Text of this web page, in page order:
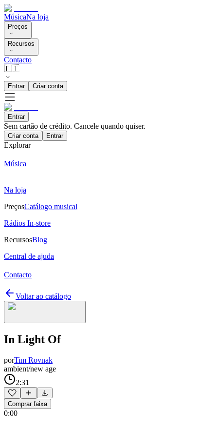
MúsicaNa loja
Preços
Recursos
Contacto
🇵🇹
Entrar Criar conta
Entrar
Sem cartão de crédito. Cancele quando quiser.
Criar conta Entrar
Explorar
Música
Na loja
PreçosCatálogo musical
Rádios In-store
RecursosBlog
Central de ajuda
Contacto
Voltar ao catálogo
In Light Of
porTim Rovnak
ambient/new age
2:31
Comprar faixa
0:00